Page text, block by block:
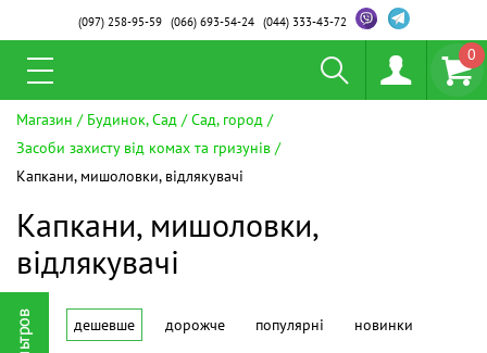
(097)258-95-59 (066)693-54-24 (044)333-43-72
0
Магазин Будинок, Сад
Сад, город
Засоби захисту від комах та гризунів
Капкани, мишоловки, відлякувачі
Капкани, мишоловки,
відлякувачі
дешевше дорожче популярні новинки